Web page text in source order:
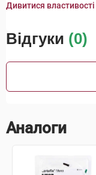
Дивитися
Відгуки (0)
Аналоги